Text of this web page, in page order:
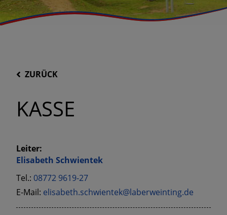
ZURÜCK
KASSE
Leiter:
Elisabeth Schwientek
Tel.: 08772 9619-27
E-Mail: elisabeth.schwientek@laberweinting.de